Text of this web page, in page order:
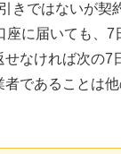
きではないが契
座に届いても、7
なければ次の7
であることは